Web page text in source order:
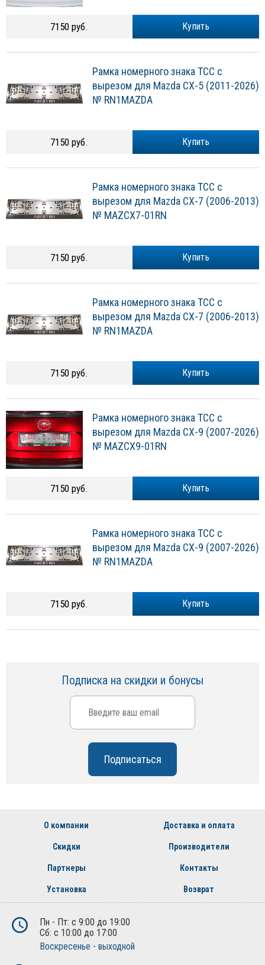
Купить
7150 руб.
Рамка номерного знака ТСС с
вырезом для Mazda CX-5 (2011-2026)
№ RN1MAZDA
Купить
7150 руб.
Рамка номерного знака ТСС с
вырезом для Mazda CX-7 (2006-2013)
№ MAZCX7-01RN
Купить
7150 руб.
Рамка номерного знака ТСС с
вырезом для Mazda CX-7 (2006-2013)
№ RN1MAZDA
Купить
7150 руб.
Рамка номерного знака ТСС с
вырезом для Mazda CX-9 (2007-2026)
№ MAZCX9-01RN
Купить
7150 руб.
Рамка номерного знака ТСС с
вырезом для Mazda CX-9 (2007-2026)
№ RN1MAZDA
Купить
7150 руб.
Подписка на скидки и бонусы
О компании Доставка и оплата
Скидки Производители
Партнеры Контакты
Установка Возврат
Пн - Пт: с 9:00 до 19:00
Сб: с 10:00 до 17:00
Воскресенье - выходной